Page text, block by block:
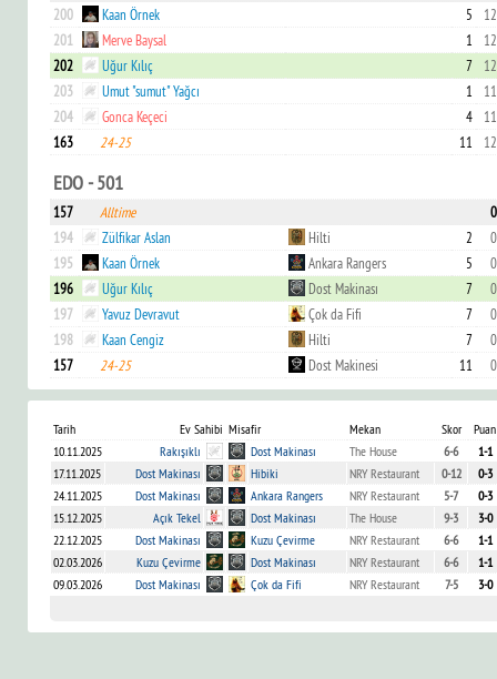
200
Kaan Örnek 5
201
Merve Baysal 1
202
Uğur Kılıç 7
203
Umut "sumut" Yağcı 1
204
Gonca Keçeci 4
163
24-25 11
EDO - 501
157 Alltime
194
Zülfikar Aslan Hilti 2
195
Kaan Örnek Ankara Rangers 5
196
Uğur Kılıç Dost Makinası 7
197
Yavuz Devravut Çok da Fifi 7
198
Kaan Cengiz Hilti 7
157
24-25 Dost Makinesi 11
Tarih Ev Sahibi Misafir Mekan Skor
Puan
10.11.2025
Rakışıklı Dost Makinası The House 6-6
1-1
17.11.2025
Dost Makinası Hibiki NRY Restaurant 0-12
0-3
24.11.2025
Dost Makinası Ankara Rangers NRY Restaurant 5-7
0-3
15.12.2025
Açık Tekel Dost Makinası The House 9-3
3-0
22.12.2025
Dost Makinası Kuzu Çevirme NRY Restaurant 6-6
1-1
02.03.2026
Kuzu Çevirme Dost Makinası NRY Restaurant 6-6
1-1
09.03.2026
Dost Makinası Çok da Fifi NRY Restaurant 7-5 3-0